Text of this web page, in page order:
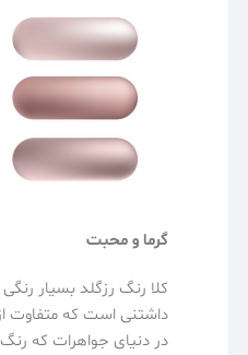
گرما و محبت
کلا رنگ رزگلد بسیار
داشتنی است که متفاوت
در دنیای جواهرات که